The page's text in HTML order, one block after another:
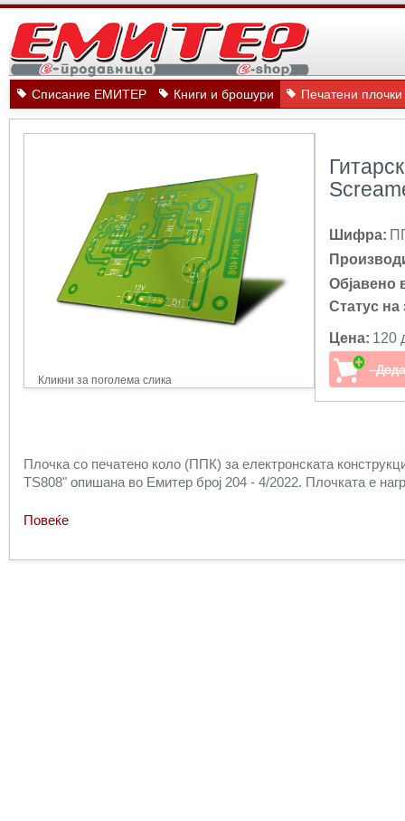
Списание ЕМИТЕР Книги и брошури Печатени
Кликни за поголема слика
Шифра:
Објавено
Статус на
Цена: 120
Плочка со печатено коло (ППК) за електронската
TS808" опишана во Емитер број 204 - 4/2022. Плочката е
Повеќе